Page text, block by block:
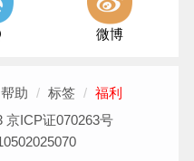
微博
帮助 / 标签 / 福利
京ICP证070263号